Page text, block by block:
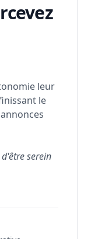
leur
le
serein